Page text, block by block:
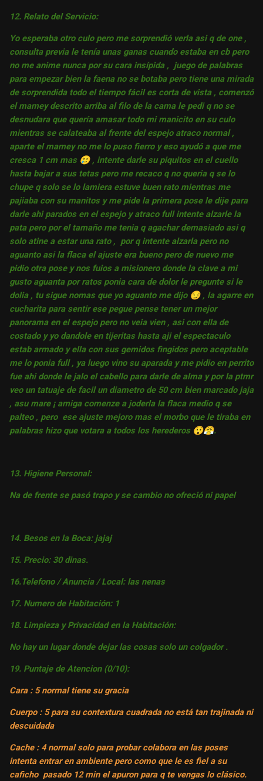
12. Relato del Servicio:
Yo esperaba otro culo pero me sorprendió verla asi q de one ,
consulta previa le tenía unas ganas cuando estaba en cb pero
no me anime nunca por su cara insípida , juego de palabras
para empezar bien la faena no se botaba pero tiene una mirada
de sorprendida todo el tiempo fácil es corta de vista , comenzó
el mamey descrito arriba al filo de la cama le pedi q no se
desnudara que quería amasar todo mi manicito en su culo
mientras se calateaba al frente del espejo atraco normal ,
aparte el mamey no me lo puso fierro y eso ayudó a que me
cresca 1 cm mas 🥲, intente darle su piquitos en el cuello
hasta bajar a sus tetas pero me recaco q no queria q se lo
chupe q solo se lo lamiera estuve buen rato mientras me
pajiaba con su manitos y me pide la primera pose le dije para
darle ahi parados en el espejo y atraco full intente alzarle la
pata pero por el tamaño me tenia q agachar demasiado asi q
solo atine a estar una rato , por q intente alzarla pero no
aguanto asi la flaca el ajuste era bueno pero de nuevo me
pidio otra pose y nos fuios a misionero donde la clave a mi
gusto aguanta por ratos ponia cara de dolor le pregunte si le
dolia , tu sigue nomas que yo aguanto me dijo 😏, la agarre en
cucharita para sentir ese pegue pense tener un mejor
panorama en el espejo pero no veia vien , asi con ella de
costado y yo dandole en tijeritas hasta aji el espectaculo
estab armado y ella con sus gemidos fingidos pero aceptable
me lo ponia full , ya luego vino su aparada y me pidio en perrito
fue ahi donde le jalo el cabello para darle de alma y por la ptmr
veo un tatuaje de facil un diametro de 50 cm bien marcado jaja
, asu mare ¡ amiga comenze a joderla la flaca medio q se
palteo , pero ese ajuste mejoro mas el morbo que le tiraba en
palabras hizo que votara a todos los herederos 😲😤.
13. Higiene Personal:
Na de frente se pasó trapo y se cambio no ofreció ni papel
14. Besos en la Boca: jajaj
15. Precio: 30 dinas.
16.Telefono / Anuncia / Local: las nenas
17. Numero de Habitación: 1
18. Limpieza y Privacidad en la Habitación:
No hay un lugar donde dejar las cosas solo un colgador .
19. Puntaje de Atencion (0/10):
Cara : 5 normal tiene su gracia
Cuerpo : 5 para su contextura cuadrada no está tan trajinada ni
descuidada
Cache : 4 normal solo para probar colabora en las poses
intenta entrar en ambiente pero como que le es fiel a su
caficho pasado 12 min el apuron para q te vengas lo clásico.